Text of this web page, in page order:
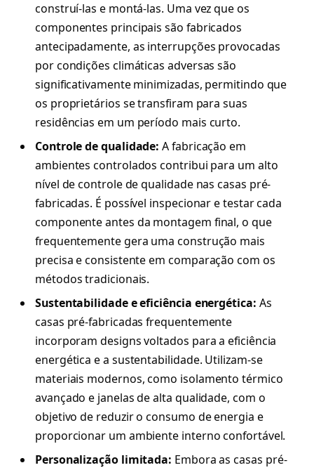
construí-las e montá-las. Uma vez que os
componentes principais são fabricados
antecipadamente, as interrupções provocadas
por condições climáticas adversas são
significativamente minimizadas, permitindo que
os proprietários se transfiram para suas
residências em um período mais curto.
Controle de qualidade:A fabricação em
ambientes controlados contribui para um alto
nível de controle de qualidade nas casas pré-
fabricadas. É possível inspecionar e testar cada
componente antes da montagem final, o que
frequentemente gera uma construção mais
precisa e consistente em comparação com os
métodos tradicionais.
Sustentabilidade e eficiência energética: As
casas pré-fabricadas frequentemente
incorporam designs voltados para a eficiência
energética e a sustentabilidade. Utilizam-se
materiais modernos, como isolamento térmico
avançado e janelas de alta qualidade, com o
objetivo de reduzir o consumo de energia e
proporcionar um ambiente interno confortável.
Personalização limitada: Embora as casas pré-